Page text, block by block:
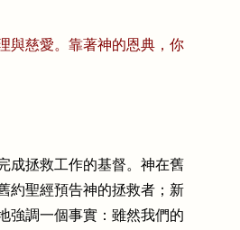
與慈愛。靠著神的恩典，你
成拯救工作的基督。神在舊
約聖經預告神的拯救者；新
強調一個事實：雖然我們的